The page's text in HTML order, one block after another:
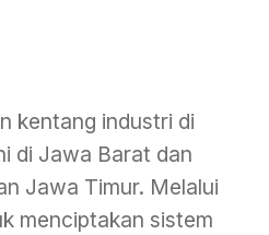
kentang industri di
di Jawa Barat dan
Jawa Timur. Melalui
menciptakan sistem